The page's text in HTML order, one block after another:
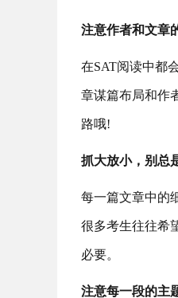
注意作者和文章
在SAT阅读中都
章谋篇布局和作
路哦!
抓大放小，别总
每一篇文章中的
很多考生往往希
必要。
注意每一段的主